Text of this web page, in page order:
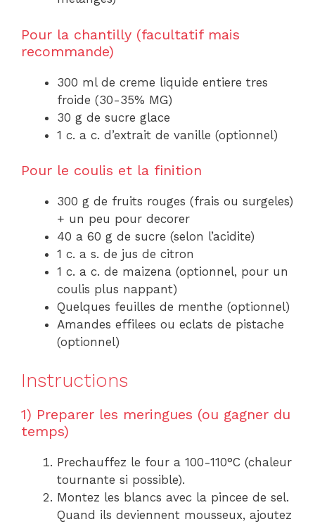
Pour la chantilly (facultatif mais
recommande)
300 ml de creme liquide entiere tres
froide (30-35% MG)
30 g de sucre glace
1 c. a c. d’extrait de vanille (optionnel)
Pour le coulis et la finition
300 g de fruits rouges (frais ou surgeles)
+ un peu pour decorer
40 a 60 g de sucre (selon l’acidite)
1 c. a s. de jus de citron
1 c. a c. de maizena (optionnel, pour un
coulis plus nappant)
Quelques feuilles de menthe (optionnel)
Amandes effilees ou eclats de pistache
(optionnel)
Instructions
1) Preparer les meringues (ou gagner du
temps)
Prechauffez le four a 100-110°C (chaleur
tournante si possible).
Montez les blancs avec la pincee de sel.
Quand ils deviennent mousseux, ajoutez